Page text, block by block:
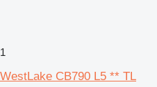
1
WestLake CB790 L5 ** TL